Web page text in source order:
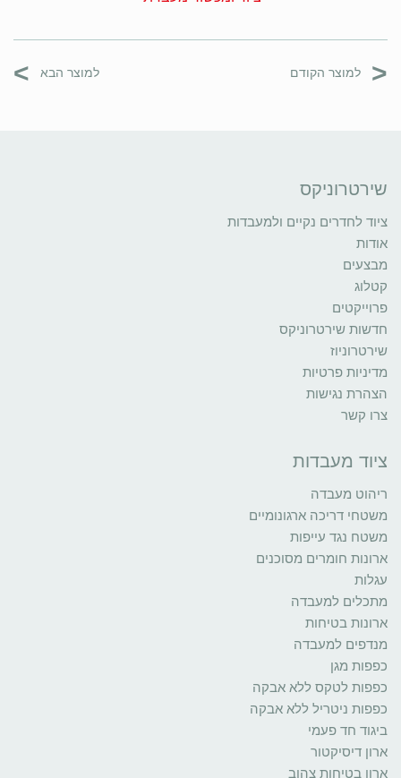
< למוצר הקודם למוצר הבא >
שירטרוניקס
ציוד לחדרים נקיים ולמעבדות
אודות
מבצעים
קטלוג
פרוייקטים
חדשות שירטרוניקס
שירטרוניוז
מדיניות פרטיות
הצהרת נגישות
צרו קשר
ציוד מעבדות
ריהוט מעבדה
משטחי דריכה ארגונומיים
משטח נגד עייפות
ארונות חומרים מסוכנים
עגלות
מתכלים למעבדה
ארונות בטיחות
מנדפים למעבדה
כפפות מגן
כפפות לטקס ללא אבקה
כפפות ניטריל ללא אבקה
ביגוד חד פעמי
ארון דיסיקטור
ארון בטיחות צהוב